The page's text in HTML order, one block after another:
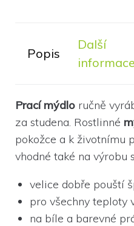
Popis
Další
informace
Prací mýdlo ručně
za studena. Rostlinné
pokožce a k životnímu
vhodné také na výrobu
velice dobře pouští
pro všechny teploty
na bíle a barevné